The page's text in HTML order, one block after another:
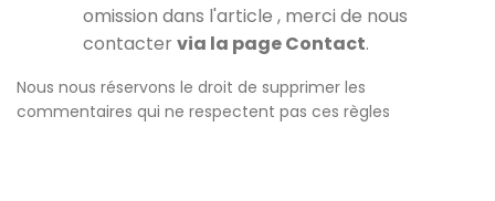
omission dans l'article , merci de nous
contacter via la page Contact.
Nous nous réservons le droit de supprimer les
commentaires qui ne respectent pas ces règles